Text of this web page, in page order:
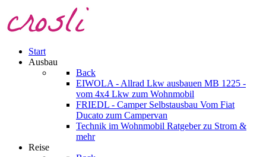
Start
Ausbau
Back
EIWOLA - Allrad Lkw ausbauen MB 1225 -
vom 4x4 Lkw zum Wohnmobil
FRIEDL - Camper Selbstausbau Vom Fiat
Ducato zum Campervan
Technik im Wohnmobil Ratgeber zu Strom &
mehr
Reise